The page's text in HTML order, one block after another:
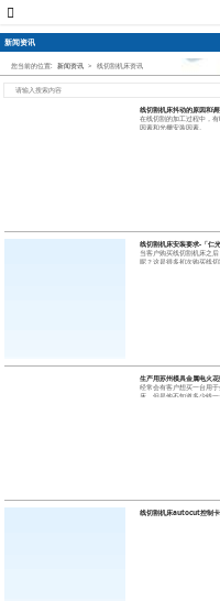
新闻资讯
您当前的位置: 新闻资讯 > 线切割机床资讯
线切割机床抖动的原因和调
在线切割的加工过程中，
因素和光栅安装因素。
线切割机床安装要求-「仁光
当客户购买线切割机床之
呢？这是很多初次购买线
生产用苏州模具金属电火
经常会有客户想买一台用
床，但是他不知道多少钱
线切割机床autocut控制卡